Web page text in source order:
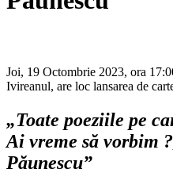
Joi, 19 Octombrie 2023, ora
Ivireanul, are loc lansarea de
„Toate poeziile pe
Ai vreme să vorbim
Păunescu”